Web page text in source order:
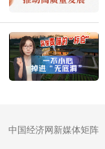
中国经济网新媒体矩阵